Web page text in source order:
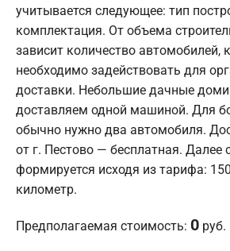
учитывается следующее: тип
комплектация. От объема
зависит количество автомобилей,
необходимо задействовать для
доставки. Небольшие дачные
доставляем одной машиной. Для
обычно нужно два автомобиля.
от г. Пестово — бесплатная. Далее
формируется исходя из тарифа:
километр.
Предполагаемая стоимость: 0 руб.